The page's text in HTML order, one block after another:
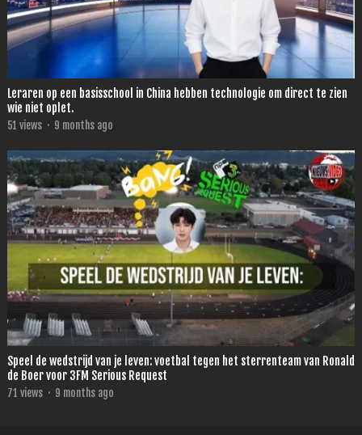
Leraren op een basisschool in China hebben technologie om direct te zien
wie niet oplet.
51 views · 9 months ago
Speel de wedstrijd van je leven: voetbal tegen het sterrenteam van Ronald
de Boer voor 3FM Serious Request
71 views · 9 months ago